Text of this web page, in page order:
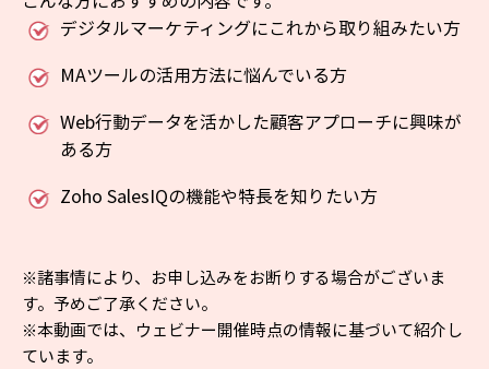
デジタルマーケティングにこれから取り組みたい方
MAツールの活用方法に悩んでいる方
Web行動データを活かした顧客アプローチに興味が
ある方
Zoho SalesIQの機能や特長を知りたい方
※諸事情により、お申し込みをお断りする場合がございま
す。予めご了承ください。
※本動画では、ウェビナー開催時点の情報に基づいて紹介し
ています。